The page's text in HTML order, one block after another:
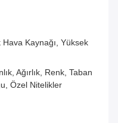
Hava Kaynağı, Yüksek
Ağırlık, Renk, Taban
Özel Nitelikler